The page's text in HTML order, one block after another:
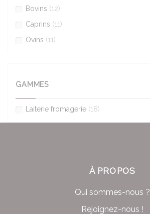
Bovins (12)
Caprins (11)
Ovins (11)
GAMMES
Laiterie fromagerie (18)
À PROPOS
Qui sommes-nous ?
Rejoignez-nous !